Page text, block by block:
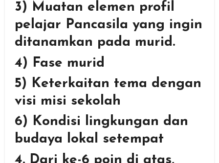
3) Muatan elemen profil
pelajar Pancasila yang ingin
ditanamkan pada murid.
4) Fase murid
5) Keterkaitan tema dengan
visi misi sekolah
6) Kondisi lingkungan dan
budaya lokal setempat
4. Dari ke-6 poin di atas,